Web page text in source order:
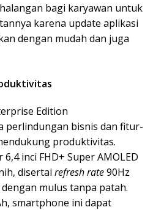
bagi karyawan untuk
karena update aplikasi
dengan mudah dan juga
Edition
perlindungan bisnis dan fitur-
produktivitas.
inci FHD+ Super AMOLED
disertai refresh rate90Hz
mulus tanpa patah.
smartphone ini dapat